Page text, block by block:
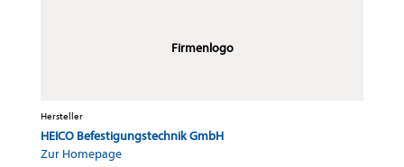
Firmenlogo
Hersteller
HEICO Befestigungstechnik GmbH
Zur Homepage